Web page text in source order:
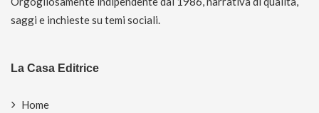
saggi e inchieste su temi sociali.
La Casa Editrice
Home